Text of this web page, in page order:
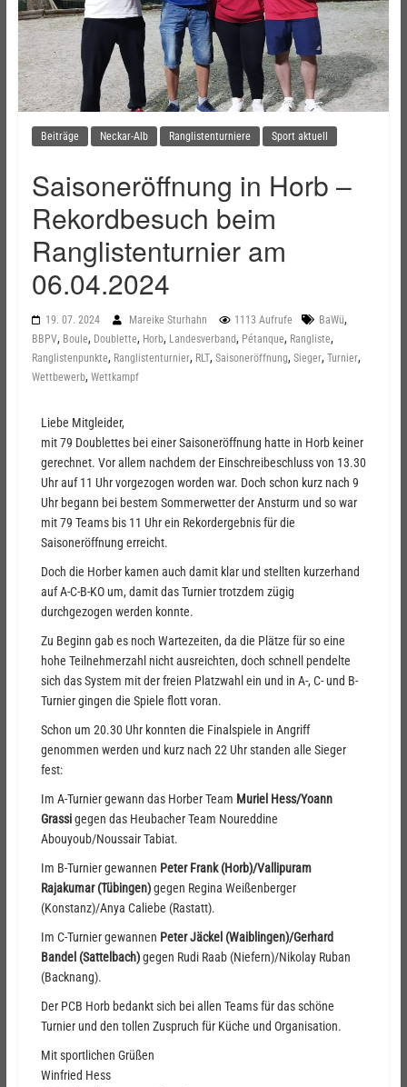
Beiträge Neckar-Alb Ranglistenturniere Sport aktuell
Saisoneröffnung in Horb –
Rekordbesuch beim
Ranglistenturnier am
06.04.2024
19. 07. 2024 Mareike Sturhahn 1113 Aufrufe BaWü,
BBPV, Boule, Doublette, Horb, Landesverband, Pétanque, Rangliste,
Ranglistenpunkte, Ranglistenturnier, RLT, Saisoneröffnung, Sieger, Turnier,
Wettbewerb, Wettkampf
Liebe Mitgleider,
mit 79 Doublettes bei einer Saisoneröffnung hatte in Horb keiner
gerechnet. Vor allem nachdem der Einschreibeschluss von 13.30
Uhr auf 11 Uhr vorgezogen worden war. Doch schon kurz nach 9
Uhr begann bei bestem Sommerwetter der Ansturm und so war
mit 79 Teams bis 11 Uhr ein Rekordergebnis für die
Saisoneröffnung erreicht.
Doch die Horber kamen auch damit klar und stellten kurzerhand
auf A-C-B-KO um, damit das Turnier trotzdem zügig
durchgezogen werden konnte.
Zu Beginn gab es noch Wartezeiten, da die Plätze für so eine
hohe Teilnehmerzahl nicht ausreichten, doch schnell pendelte
sich das System mit der freien Platzwahl ein und in A-, C- und B-
Turnier gingen die Spiele flott voran.
Schon um 20.30 Uhr konnten die Finalspiele in Angriff
genommen werden und kurz nach 22 Uhr standen alle Sieger
fest:
Im A-Turnier gewann das Horber Team Muriel Hess/Yoann
Grassigegen das Heubacher Team Noureddine
Abouyoub/Noussair Tabiat.
Im B-Turnier gewannen Peter Frank (Horb)/Vallipuram
Rajakumar (Tübingen)gegen Regina Weißenberger
(Konstanz)/Anya Caliebe (Rastatt).
Im C-Turnier gewannen Peter Jäckel (Waiblingen)/Gerhard
Bandel (Sattelbach)gegen Rudi Raab (Niefern)/Nikolay Ruban
(Backnang).
Der PCB Horb bedankt sich bei allen Teams für das schöne
Turnier und den tollen Zuspruch für Küche und Organisation.
Mit sportlichen Grüßen
Winfried Hess